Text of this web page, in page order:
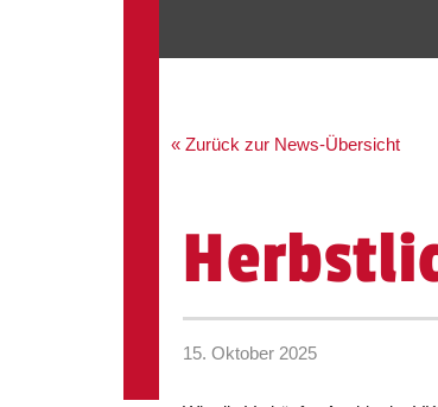
« Zurück zur News-Übersicht
15. Oktober 2025